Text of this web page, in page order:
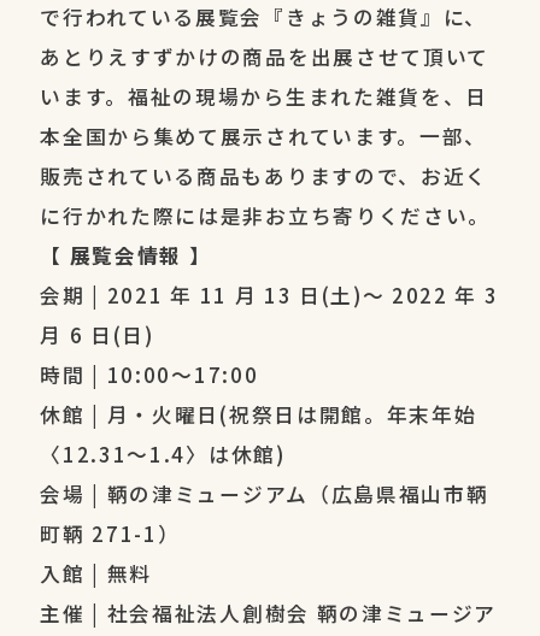
で行われている展覧会『きょうの雑貨』に、
あとりえすずかけの商品を出展させて頂いて
います。福祉の現場から生まれた雑貨を、日
本全国から集めて展示されています。一部、
販売されている商品もありますので、お近く
に行かれた際には是非お立ち寄りください。
【 展覧会情報 】
会期 | 2021 年 11 月 13 日(土)〜 2022 年 3
月 6 日(日)
時間 | 10:00〜17:00
休館 | 月・火曜日(祝祭日は開館。年末年始
〈12.31～1.4〉は休館)
会場 | 鞆の津ミュージアム（広島県福山市鞆
町鞆 271-1）
入館 | 無料
主催 | 社会福祉法人創樹会 鞆の津ミュージア